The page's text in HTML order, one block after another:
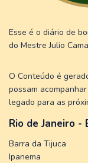
Esse é o diário de
do Mestre Julio
O Conteúdo é
possam
legado para as
Rio de Janeiro -
Barra da Tijuca
Ipanema